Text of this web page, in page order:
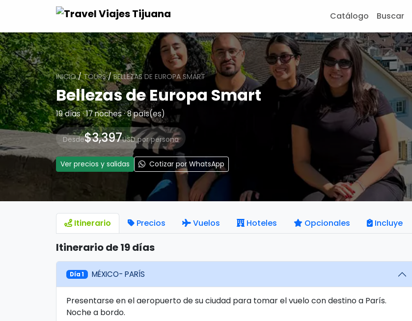
Catálogo Buscar
INICIO/TOURS/BELLEZAS DE EUROPA SMART
Bellezas de Europa Smart
19 días · 17 noches · 8 país(es)
Desde$3,397USD por persona
Ver precios y salidas Cotizar por WhatsApp
Itinerario Precios Vuelos Hoteles Opcionales Incluye
Itinerario de 19 días
Día 1 MÉXICO- PARÍS
Presentarse en el aeropuerto de su ciudad para tomar el vuelo con destino a París.
Noche a bordo.